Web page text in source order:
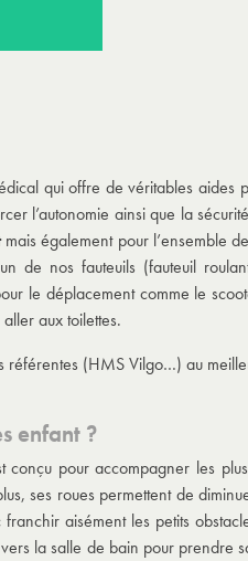
qui offre de véritables aides
l’autonomie ainsi que la
mais également pour l’ensemble
de nos fauteuils (fauteuil
le déplacement comme le
aux toilettes.
référentes (HMS Vilgo…) au
enfant ?
pour accompagner les
ses roues permettent de
aisément les petits
la salle de bain pour